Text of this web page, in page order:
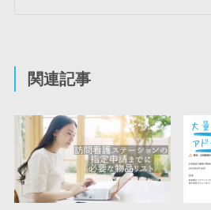
関連記事